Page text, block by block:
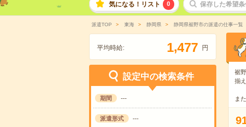
気になる！リスト 0 保存した希望条
派遣TOP 東海 静岡県 静岡県裾野市の派遣の仕事一覧
平均時給: 1,477 円
設定中の検索条件
期間 ---
派遣形式 ---
裾
揃
また